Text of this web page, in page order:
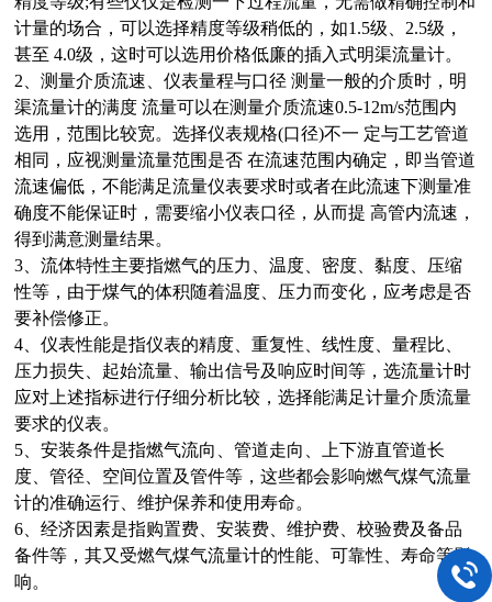
计量的场合，可以选择精度等级稍低的，如1.5级、2.5级，
甚至 4.0级，这时可以选用价格低廉的插入式明渠流量计。
2、测量介质流速、仪表量程与口径 测量一般的介质时，明
渠流量计的满度 流量可以在测量介质流速0.5-12m/s范围内
选用，范围比较宽。选择仪表规格(口径)不一 定与工艺管道
相同，应视测量流量范围是否 在流速范围内确定，即当管道
流速偏低，不能满足流量仪表要求时或者在此流速下测量准
确度不能保证时，需要缩小仪表口径，从而提 高管内流速，
得到满意测量结果。
3、流体特性主要指燃气的压力、温度、密度、黏度、压缩
性等，由于煤气的体积随着温度、压力而变化，应考虑是否
要补偿修正。
4、仪表性能是指仪表的精度、重复性、线性度、量程比、
压力损失、起始流量、输出信号及响应时间等，选流量计时
应对上述指标进行仔细分析比较，选择能满足计量介质流量
要求的仪表。
5、安装条件是指燃气流向、管道走向、上下游直管道长
度、管径、空间位置及管件等，这些都会影响燃气煤气流量
计的准确运行、维护保养和使用寿命。
6、经济因素是指购置费、安装费、维护费、校验费及备品
备件等，其又受燃气煤气流量计的性能、可靠性、寿命等影
响。